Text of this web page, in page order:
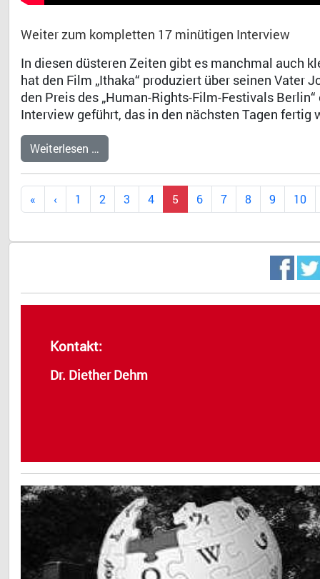
Weiter zum kompletten 17 minütigen Interview
In diesen düsteren Zeiten gibt es manchmal auch
hat den Film „Ithaka“ produziert über seinen Vater
den Preis des „Human-Rights-Film-Festivals
Interview geführt, das in den nächsten Tagen fertig
Weiterlesen …
1 2 3 4 5 6 7 8 9 10
Kontakt:
Dr. Diether Dehm